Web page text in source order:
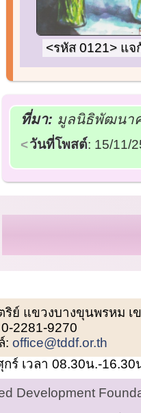
<รหัส 0121> แจ
ที่มา: มูลนิธิพัฒนา
วันที่โพสต์: 15/11/
ย์ แขวงบางขุนพรหม เ
2281-9270
:office@tddf.or.th
ร์ เวลา 08.30น.-16.30
Development